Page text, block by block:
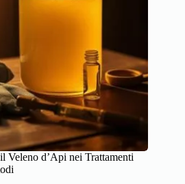
Veleno d’Api nei Trattamenti